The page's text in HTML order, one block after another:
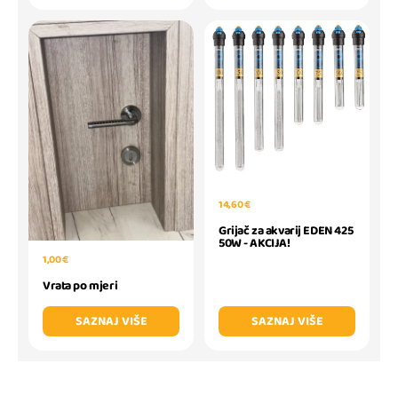
1,00 €
Vrata po mjeri
SAZNAJ VIŠE
14,60 €
Grijač za akvarij EDEN 425
50W - AKCIJA!
SAZNAJ VIŠE